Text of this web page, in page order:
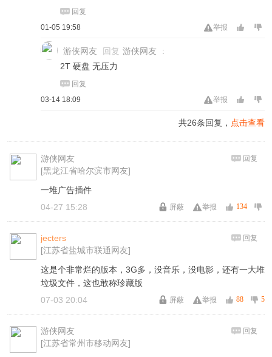
回复
举报
01-05 19:58
游侠网友 回复 游侠网友
:
2T 硬盘 无压力
回复
举报
03-14 18:09
共26条回复， 点击查看
游侠网友
[黑龙江省哈尔滨市网友]
回复
一堆广告插件
134
举报
屏蔽
04-27 15:28
jecters
[江苏省盐城市联通网友]
回复
这是个非常烂的版本，3G多，没音乐，没电影，还有一大堆
垃圾文件，这也敢称珍藏版
5
88
举报
屏蔽
07-03 20:04
游侠网友
[江苏省常州市移动网友]
回复